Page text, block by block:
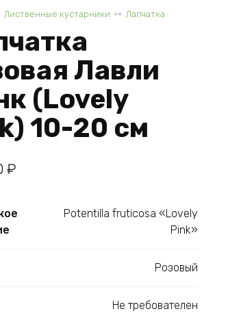
Лиственные кустарники Лапчатка
Лавли
(Lovely
10-20 см
₽
Potentilla fruticosa «Lovely
Pink»
Розовый
Не требователен